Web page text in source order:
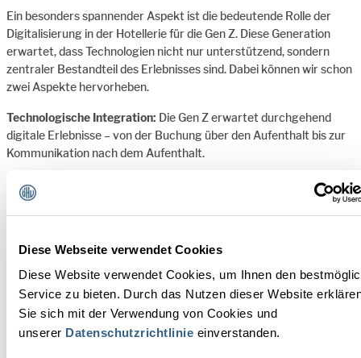
Diese Webseite verwendet Cookies
Diese Website verwendet Cookies, um Ihnen den
Service zu bieten. Durch das Nutzen dieser Website
Sie sich mit der Verwendung von Cookies und
unserer Datenschutzrichtlinie einverstanden.
Ein besonders spannender Aspekt ist die bedeutende Rolle der
Digitalisierung in der Hotellerie für die Gen Z. Diese Generation
erwartet, dass Technologien nicht nur unterstützend, sondern
zentraler Bestandteil des Erlebnisses sind. Dabei können wir schon
zwei Aspekte hervorheben.
Technologische Integration: Die Gen Z erwartet durchgehend
digitale Erlebnisse – von der Buchung über den Aufenthalt bis zur
Kommunikation nach dem Aufenthalt.
Personalisierung durch Daten:
Mit künstlicher Intelligenz können
Hotels personalisierte Erlebnisse schaffen, die auf den
Präferenzen der Gäste basieren. Dies kann in Form von
Angeboten erfolgen.